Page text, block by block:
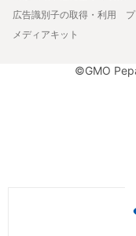
広告識別子の取得・利用
メディアキット
©GMO